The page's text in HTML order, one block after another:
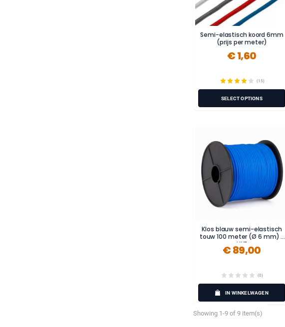
Semi-elastisch koord 6mm
(prijs per meter)
€ 1,60
(15)
SELECT OPTIONS
Klos blauw semi-elastisch
touw 100 meter (Ø 6 mm) -
LINE
€ 89,00
(0)
IN WINKELWAGEN
Showing 1-9 of 9 item(s)